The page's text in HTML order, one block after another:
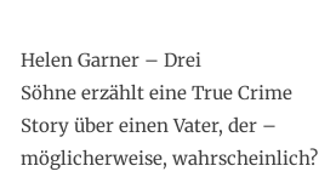
Helen Garner – Drei
Söhne erzählt eine True Crime
Story über einen Vater, der –
möglicherweise, wahrscheinlich?